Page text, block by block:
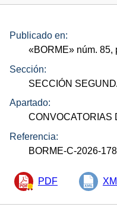
Publicado en:
«BORME» núm. 85,
Sección:
SECCIÓN
Apartado:
CONVOCATORIAS
Referencia:
BORME-C-2026-
PDF